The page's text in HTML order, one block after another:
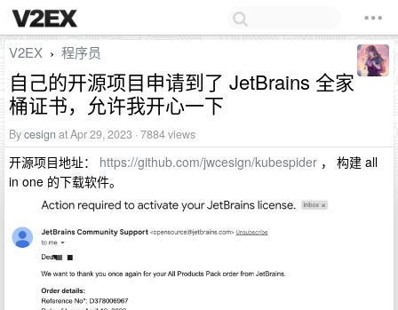
V2EX › 程序员
自己的开源项目申请到了 JetBrains 全家
桶证书，允许我开心一下
Bycesign at Apr 29, 2023 · 7884 views
开源项目地址： https://github.com/jwcesign/kubespider ， 构建 all
in one 的下载软件。